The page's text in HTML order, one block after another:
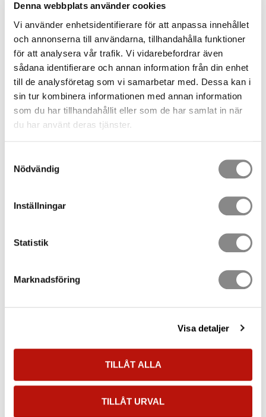
Denna webbplats använder cookies
Vi använder enhetsidentifierare för att anpassa innehållet
och annonserna till användarna, tillhandahålla funktioner
för att analysera vår trafik. Vi vidarebefordrar även
sådana identifierare och annan information från din enhet
till de analysföretag som vi samarbetar med. Dessa kan i
sin tur kombinera informationen med annan information
som du har tillhandahållit eller som de har samlat in när
du har använt deras tjänster.
Nödvändig
Inställningar
Statistik
Marknadsföring
Visa detaljer
TILLÅT ALLA
TILLÅT URVAL
KÖP
Lagerstatus
8 st i lager
Artikelnr
3262
Dokument
Bruksanvisning
Turbofoot EVO Fot ascender
-Vänster
Fot ascender med integrerade rullar som ger ojämförlig
effektivitet under klättring och lågt slitage på både repet och på